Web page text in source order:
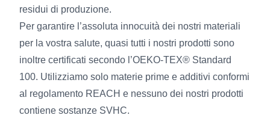
residui di produzione.
Per garantire l’assoluta innocuità dei nostri materiali
per la vostra salute, quasi tutti i nostri prodotti sono
inoltre certificati secondo l’OEKO-TEX® Standard
100. Utilizziamo solo materie prime e additivi conformi
al regolamento REACH e nessuno dei nostri prodotti
contiene sostanze SVHC.